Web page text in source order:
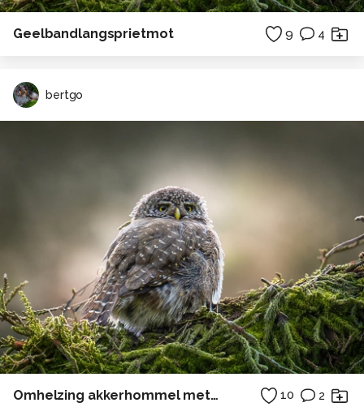
Geelbandlangsprietmot 9 4
bertgo
Omhelzing akkerhommel met een bloem 10 2